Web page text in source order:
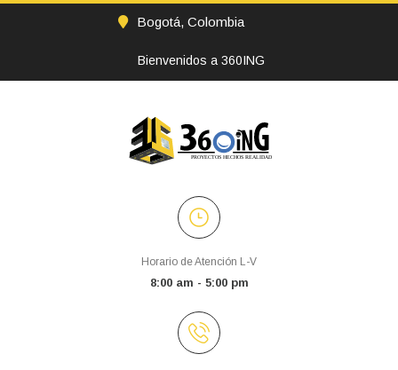
Bogotá, Colombia
Bienvenidos a 360ING
Horario de Atención L-V
8:00 am - 5:00 pm